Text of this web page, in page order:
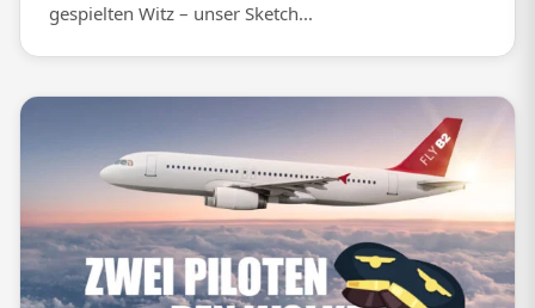
gespielten Witz – unser Sketch...